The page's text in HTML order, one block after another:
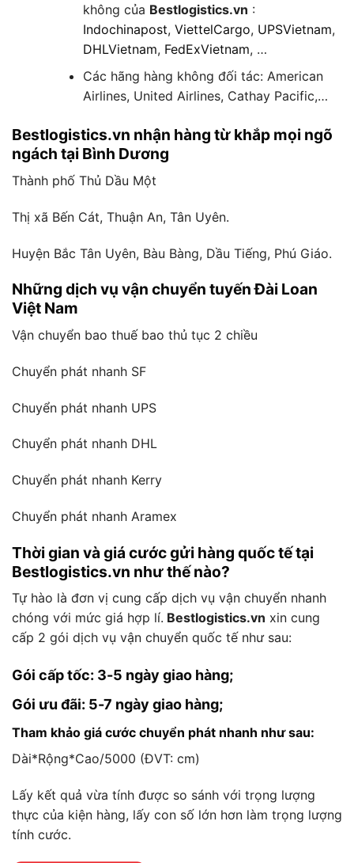
không của Bestlogistics.vn :
Indochinapost, ViettelCargo, UPSVietnam,
DHLVietnam, FedExVietnam, …
Các hãng hàng không đối tác: American
Airlines, United Airlines, Cathay Pacific,…
Bestlogistics.vn nhận hàng từ khắp mọi ngõ
ngách tại Bình Dương
Thành phố Thủ Dầu Một
Thị xã Bến Cát, Thuận An, Tân Uyên.
Huyện Bắc Tân Uyên, Bàu Bàng, Dầu Tiếng, Phú Giáo.
Những dịch vụ vận chuyển tuyến Đài Loan
Việt Nam
Vận chuyển bao thuế bao thủ tục 2 chiều
Chuyển phát nhanh SF
Chuyển phát nhanh UPS
Chuyển phát nhanh DHL
Chuyển phát nhanh Kerry
Chuyển phát nhanh Aramex
Thời gian và giá cước gửi hàng quốc tế tại
Bestlogistics.vn như thế nào?
Tự hào là đơn vị cung cấp dịch vụ vận chuyển nhanh
chóng với mức giá hợp lí. Bestlogistics.vn xin cung
cấp 2 gói dịch vụ vận chuyển quốc tế như sau:
Gói cấp tốc: 3-5 ngày giao hàng;
Gói ưu đãi: 5-7 ngày giao hàng;
Tham khảo giá cước chuyển phát nhanh như sau:
Dài*Rộng*Cao/5000 (ĐVT: cm)
Lấy kết quả vừa tính được so sánh với trọng lượng
thực của kiện hàng, lấy con số lớn hơn làm trọng lượng
tính cước.